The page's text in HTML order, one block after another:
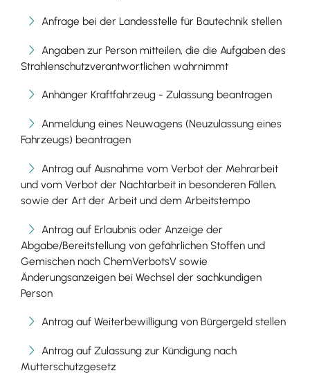
Anfrage bei der Landesstelle für Bautechnik stellen
Angaben zur Person mitteilen, die die Aufgaben des
Strahlenschutzverantwortlichen wahrnimmt
Anhänger Kraftfahrzeug - Zulassung beantragen
Anmeldung eines Neuwagens (Neuzulassung eines
Fahrzeugs) beantragen
Antrag auf Ausnahme vom Verbot der Mehrarbeit
und vom Verbot der Nachtarbeit in besonderen Fällen,
sowie der Art der Arbeit und dem Arbeitstempo
Antrag auf Erlaubnis oder Anzeige der
Abgabe/Bereitstellung von gefährlichen Stoffen und
Gemischen nach ChemVerbotsV sowie
Änderungsanzeigen bei Wechsel der sachkundigen
Person
Antrag auf Weiterbewilligung von Bürgergeld stellen
Antrag auf Zulassung zur Kündigung nach
Mutterschutzgesetz